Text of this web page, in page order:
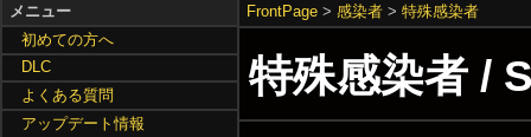
FrontPage >感染者 >特殊感染者
特殊感染者 /
メニュー
初めての方へ
DLC
よくある質問
アップデート情報